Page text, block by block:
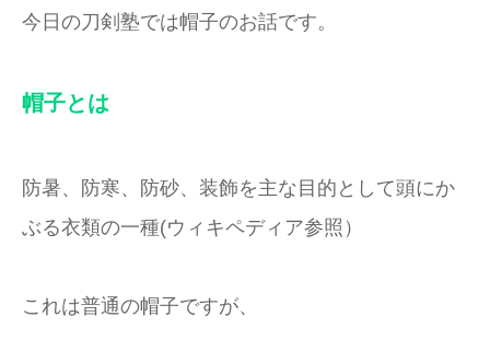
今日の刀剣塾では帽子のお話です。
帽子とは
防暑、防寒、防砂、装飾を主な目的として頭にか
ぶる衣類の一種(ウィキペディア参照）
これは普通の帽子ですが、